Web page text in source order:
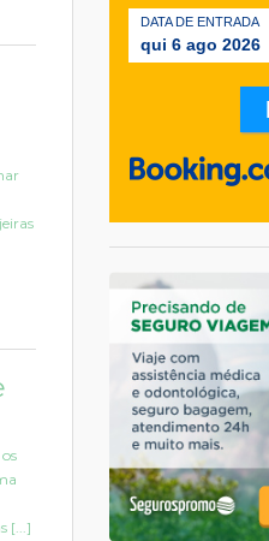
[...]
DATA DE ENTRADA
qui 6 ago 2026